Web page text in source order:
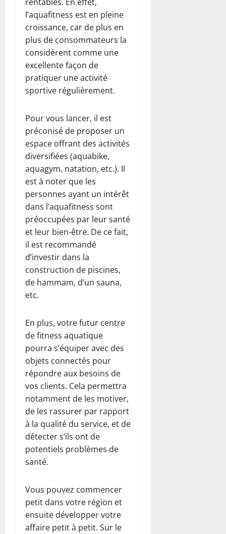
l’aquafitness est en pleine
croissance, car de plus en
plus de consommateurs la
considèrent comme une
excellente façon de
pratiquer une activité
sportive régulièrement.
Pour vous lancer, il est
préconisé de proposer un
espace offrant des activités
diversifiées (aquabike,
aquagym, natation, etc.). Il
est à noter que les
personnes ayant un intérêt
dans l’aquafitness sont
préoccupées par leur santé
et leur bien-être. De ce fait,
il est recommandé
d’investir dans la
construction de piscines,
de hammam, d’un sauna,
etc.
En plus, votre futur centre
de fitness aquatique
pourra s’équiper avec des
objets connectés pour
répondre aux besoins de
vos clients. Cela permettra
notamment de les motiver,
de les rassurer par rapport
à la qualité du service, et de
détecter s’ils ont de
potentiels problèmes de
santé.
Vous pouvez commencer
petit dans votre région et
ensuite développer votre
affaire petit à petit. Sur le